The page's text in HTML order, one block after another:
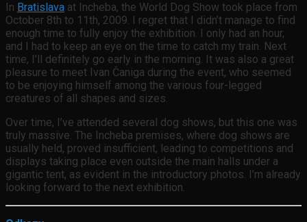
In Bratislava at Incheba, the World Dog Show took place from
October 8th to 11th, 2009. I regret that I didn’t manage to find
enough time to fully enjoy the exhibition. I only had an hour,
and I had to keep an eye on the time to catch my train. Next
time, I’ll definitely go early in the morning. It was also a great
pleasure to meet Ivan Čaniga during the event, who seemed
to be enjoying himself among the various four-legged
creatures of all shapes and sizes.
Over time, I’ve attended several dog shows, but this one was
truly massive. The Incheba premises, where dog shows are
usually held, proved insufficient, leading to competitions and
displays taking place even outside the main halls under a
gigantic tent, as evident in the introductory photos. I’m already
looking forward to the next exhibition.